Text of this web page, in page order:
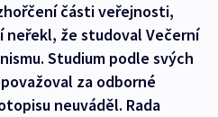
části veřejnosti,
neřekl, že studoval Večerní
Studium podle svých
za odborné
neuváděl. Rada